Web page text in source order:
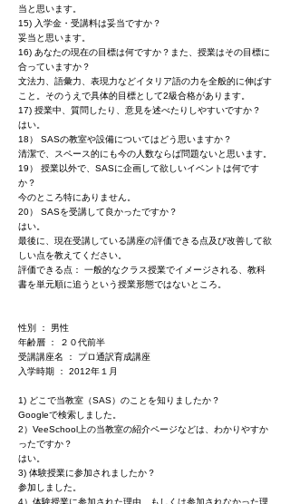
当と思います。
15) 入学金・受講料は妥当ですか？
妥当と思います。
16) あなたの現在の目標は何ですか？また、授業はその目標に
合っていますか？
文法力、語彙力、表現力などイタリア語の力を全般的に伸ばす
こと。そのうえで具体的目標として2級合格があります。
17) 授業中、質問したり、意見を述べたりしやすいですか？
はい。
18） SASの教室や設備についてはどう思いますか？
清潔で、スペース的にも今の人数ならば問題ないと思います。
19） 授業以外で、SASに企画して欲しいイベントは何です
か？
今のところ特にありません。
20） SASを受講して良かったですか？
はい。
最後に、現在受講している講座の評価できる点及び改善して欲
しい点を教えてください。
評価できる点： 一般的なクラス授業でイメージされる、教科
書を単元順に追うという授業形態ではないところ。
性別 ： 男性
年齢層 ： ２０代前半
受講講座名 ： プロ通訳育成講座
入学時期 ： 2012年１月
1) どこで当教室（SAS）のことを知りましたか？
Googleで検索しました。
2）VeeSchool上の当教室の紹介ページなどは、わかりやすか
ったですか？
はい。
3) 体験授業に参加されましたか？
参加しました。
4）体験授業に参加された理由、もしくは参加されなかった理